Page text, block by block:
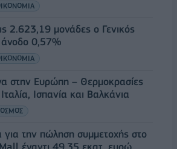
2.623,19 μονάδες ο Γενικός
άνοδο 0,57%
στην Ευρώπη – Θερμοκρασίες
Ισπανία και Βαλκάνια
την πώληση συμμετοχής στο
έναντι 49,35 εκατ. ευρώ